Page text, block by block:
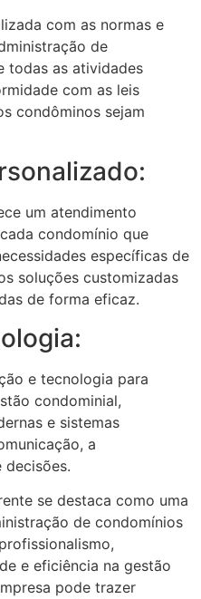
com as normas e
de
todas as atividades
com as leis
condôminos sejam
um atendimento
condomínio que
específicas de
soluções customizadas
de forma eficaz.
e tecnologia para
condominial,
e sistemas
a
decisões.
se destaca como uma
de condomínios
e eficiência na gestão
pode trazer